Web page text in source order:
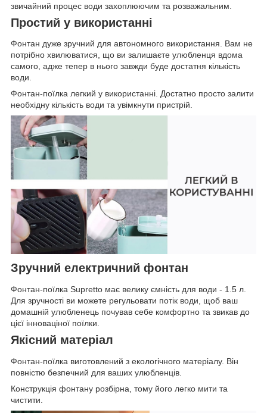
звичайний процес води захоплюючим та розважальним.
Простий у використанні
Фонтан дуже зручний для автономного використання. Вам не
потрібно хвилюватися, що ви залишаєте улюбленця вдома
самого, адже тепер в нього завжди буде достатня кількість
води.
Фонтан-поїлка легкий у використанні. Достатно просто залити
необхідну кількість води та увімкнути пристрій.
Зручний електричний фонтан
Фонтан-поїлка Supretto має велику ємність для води - 1.5 л.
Для зручності ви можете регульовати потік води, щоб ваш
домашній улюбленець почував себе комфортно та звикав до
цієї інноваціної поїлки.
Якісний матеріал
Фонтан-поїлка виготовлений з екологічного матеріалу. Він
повністю безпечний для ваших улюбленців.
Конструкція фонтану розбірна, тому його легко мити та
чистити.